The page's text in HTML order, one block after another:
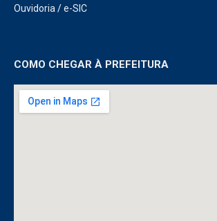
Ouvidoria /e-SIC
COMO CHEGAR À PREFEITURA